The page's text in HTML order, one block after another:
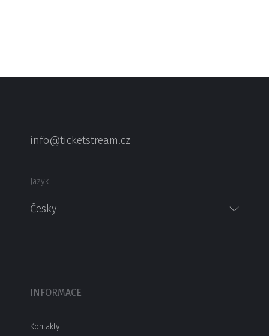
info@ticketstream.cz
Jazyk
Česky
INFORMACE
Kontakty